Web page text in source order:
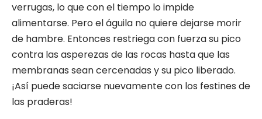
verrugas, lo que con el tiempo lo impide
alimentarse. Pero el águila no quiere dejarse morir
de hambre. Entonces restriega con fuerza su pico
contra las asperezas de las rocas hasta que las
membranas sean cercenadas y su pico liberado.
¡Así puede saciarse nuevamente con los festines de
las praderas!